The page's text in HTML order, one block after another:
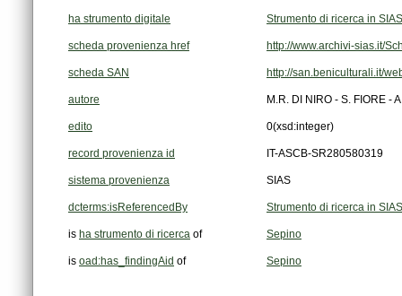
ha strumento digitale Strumento di ricerca in SIAS
scheda provenienza href http://www.archivi-sias.it/
scheda SAN http://san.beniculturali.it/
autore M.R. DI NIRO - S. FIORE -
edito 0(xsd:integer)
record provenienza id IT-ASCB-SR280580319
sistema provenienza SIAS
dcterms:isReferencedBy Strumento di ricerca in SIAS
is ha strumento di ricerca of Sepino
is oad:has_findingAid of Sepino